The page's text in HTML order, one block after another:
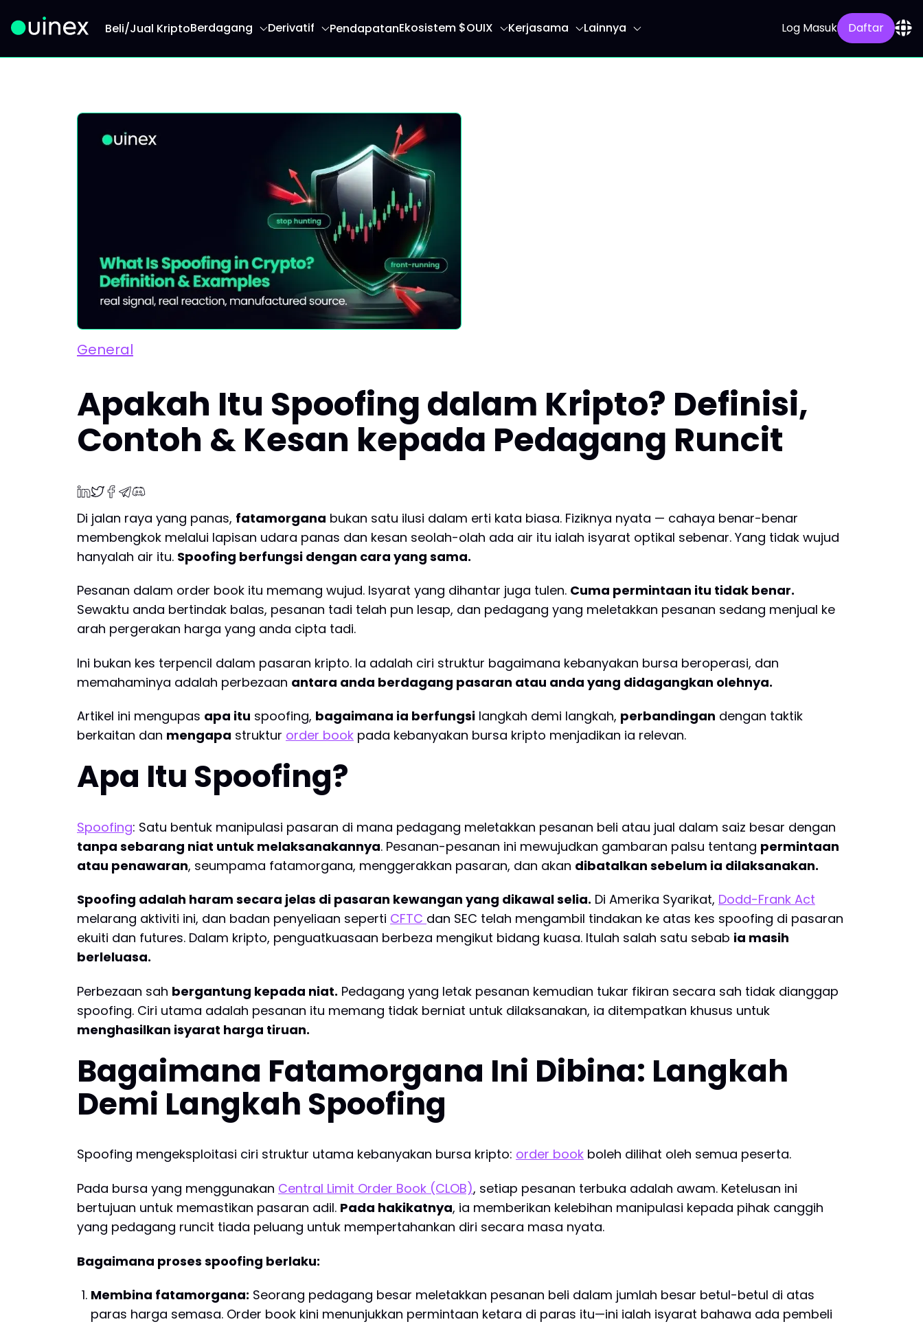
Beli/Jual KriptoBerdagang Derivatif PendapatanEkosistem $OUIX Kerjasama Lainnya Log Masuk Daftar
General
Apakah Itu Spoofing dalam Kripto? Definisi,
Contoh & Kesan kepada Pedagang Runcit
Di jalan raya yang panas, fatamorgana bukan satu ilusi dalam erti kata biasa. Fiziknya nyata — cahaya benar-benar
membengkok melalui lapisan udara panas dan kesan seolah-olah ada air itu ialah isyarat optikal sebenar. Yang tidak wujud
hanyalah air itu. Spoofing berfungsi dengan cara yang sama.
Pesanan dalam order book itu memang wujud. Isyarat yang dihantar juga tulen. Cuma permintaan itu tidak benar.
Sewaktu anda bertindak balas, pesanan tadi telah pun lesap, dan pedagang yang meletakkan pesanan sedang menjual ke
arah pergerakan harga yang anda cipta tadi.
Ini bukan kes terpencil dalam pasaran kripto. Ia adalah ciri struktur bagaimana kebanyakan bursa beroperasi, dan
memahaminya adalah perbezaan antara anda berdagang pasaran atau anda yang didagangkan olehnya.
Artikel ini mengupas apa itu spoofing, bagaimana ia berfungsi langkah demi langkah, perbandingan dengan taktik
berkaitan dan mengapa struktur order book pada kebanyakan bursa kripto menjadikan ia relevan.
Apa Itu Spoofing?
Spoofing: Satu bentuk manipulasi pasaran di mana pedagang meletakkan pesanan beli atau jual dalam saiz besar dengan
tanpa sebarang niat untuk melaksanakannya. Pesanan-pesanan ini mewujudkan gambaran palsu tentang permintaan
atau penawaran, seumpama fatamorgana, menggerakkan pasaran, dan akan dibatalkan sebelum ia dilaksanakan.
Spoofing adalah haram secara jelas di pasaran kewangan yang dikawal selia. Di Amerika Syarikat, Dodd-Frank Act
melarang aktiviti ini, dan badan penyeliaan seperti CFTC dan SEC telah mengambil tindakan ke atas kes spoofing di pasaran
ekuiti dan futures. Dalam kripto, penguatkuasaan berbeza mengikut bidang kuasa. Itulah salah satu sebab ia masih
berleluasa.
Perbezaan sah bergantung kepada niat. Pedagang yang letak pesanan kemudian tukar fikiran secara sah tidak dianggap
spoofing. Ciri utama adalah pesanan itu memang tidak berniat untuk dilaksanakan, ia ditempatkan khusus untuk
menghasilkan isyarat harga tiruan.
Bagaimana Fatamorgana Ini Dibina: Langkah
Demi Langkah Spoofing
Spoofing mengeksploitasi ciri struktur utama kebanyakan bursa kripto: order book boleh dilihat oleh semua peserta.
Pada bursa yang menggunakan Central Limit Order Book (CLOB), setiap pesanan terbuka adalah awam. Ketelusan ini
bertujuan untuk memastikan pasaran adil. Pada hakikatnya, ia memberikan kelebihan manipulasi kepada pihak canggih
yang pedagang runcit tiada peluang untuk mempertahankan diri secara masa nyata.
Bagaimana proses spoofing berlaku:
Membina fatamorgana: Seorang pedagang besar meletakkan pesanan beli dalam jumlah besar betul-betul di atas
paras harga semasa. Order book kini menunjukkan permintaan ketara di paras itu—ini ialah isyarat bahawa ada pembeli